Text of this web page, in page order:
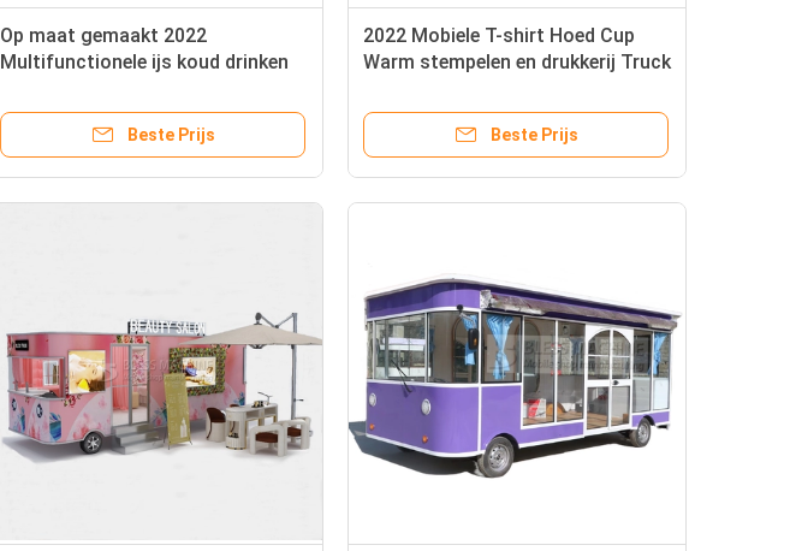
Op maat gemaakt 2022
Multifunctionele ijs koud drinken
Beste Prijs
2022 Mobiele T-shirt Hoed Cup
Warm stempelen en drukkerij Truck
Beste Prijs